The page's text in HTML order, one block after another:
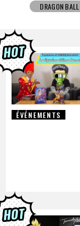
DRAGON
DRAGON
BANDAI
ÉVÉNEMENTS